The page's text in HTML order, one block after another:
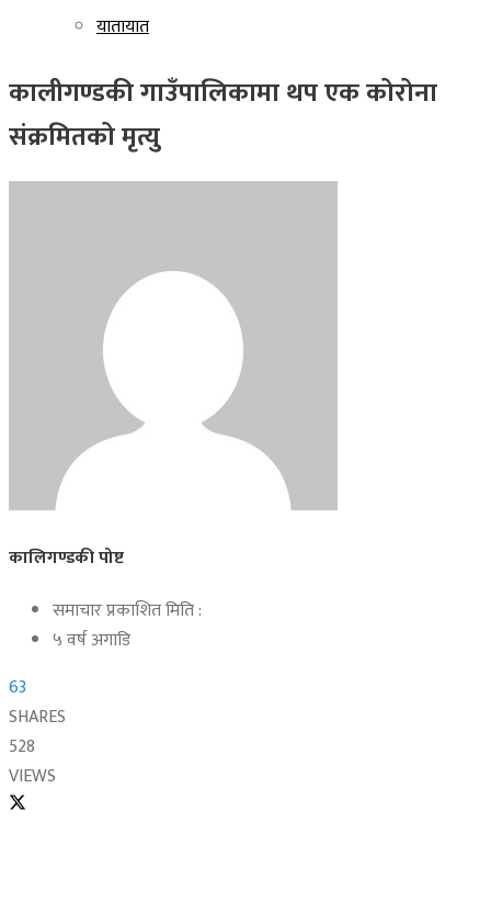
यातायात
कालीगण्डकी गाउँपालिकामा थप एक कोरोना
संक्रमितको मृत्यु
कालिगण्डकी पोष्ट
समाचार प्रकाशित मिति :
५ वर्ष अगाडि
63
SHARES
528
VIEWS